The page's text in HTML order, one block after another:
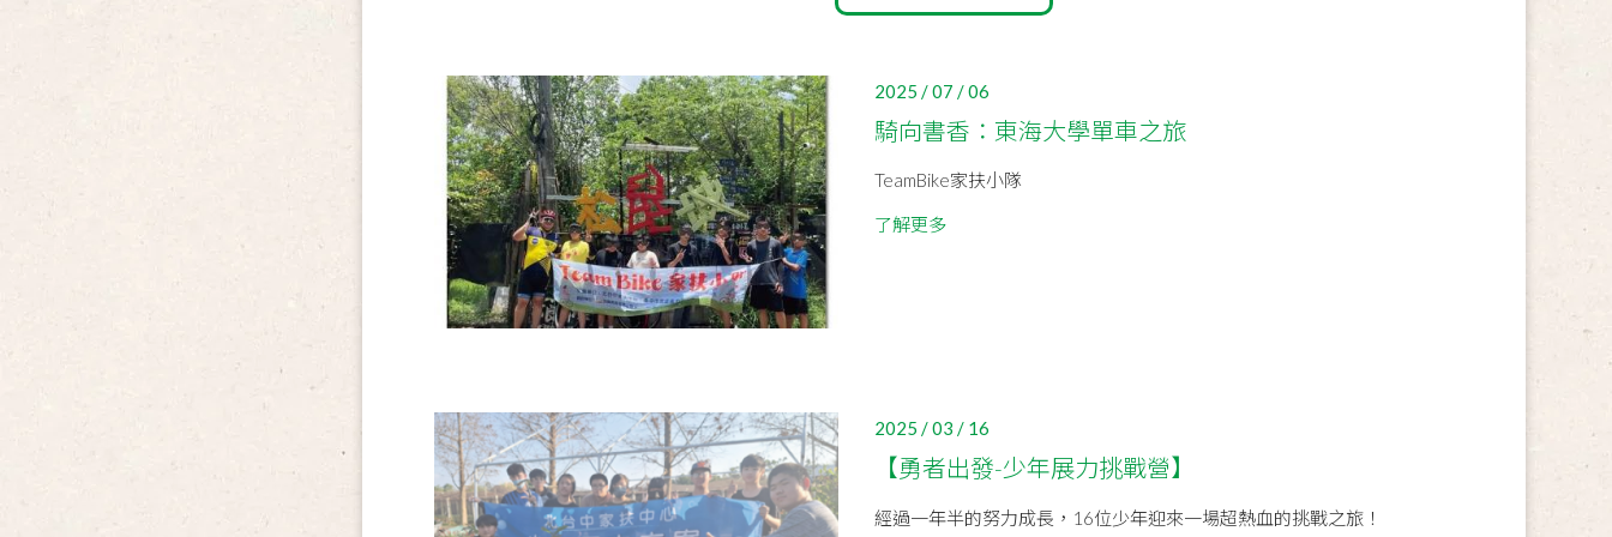
2025 / 07 / 06
騎向書香：東海大學單車之旅
TeamBike家扶小隊
了解更多
2025 / 03 / 16
【勇者出發-少年展力挑戰營】
經過一年半的努力成長，16位少年迎來一場超熱血的挑戰之旅！